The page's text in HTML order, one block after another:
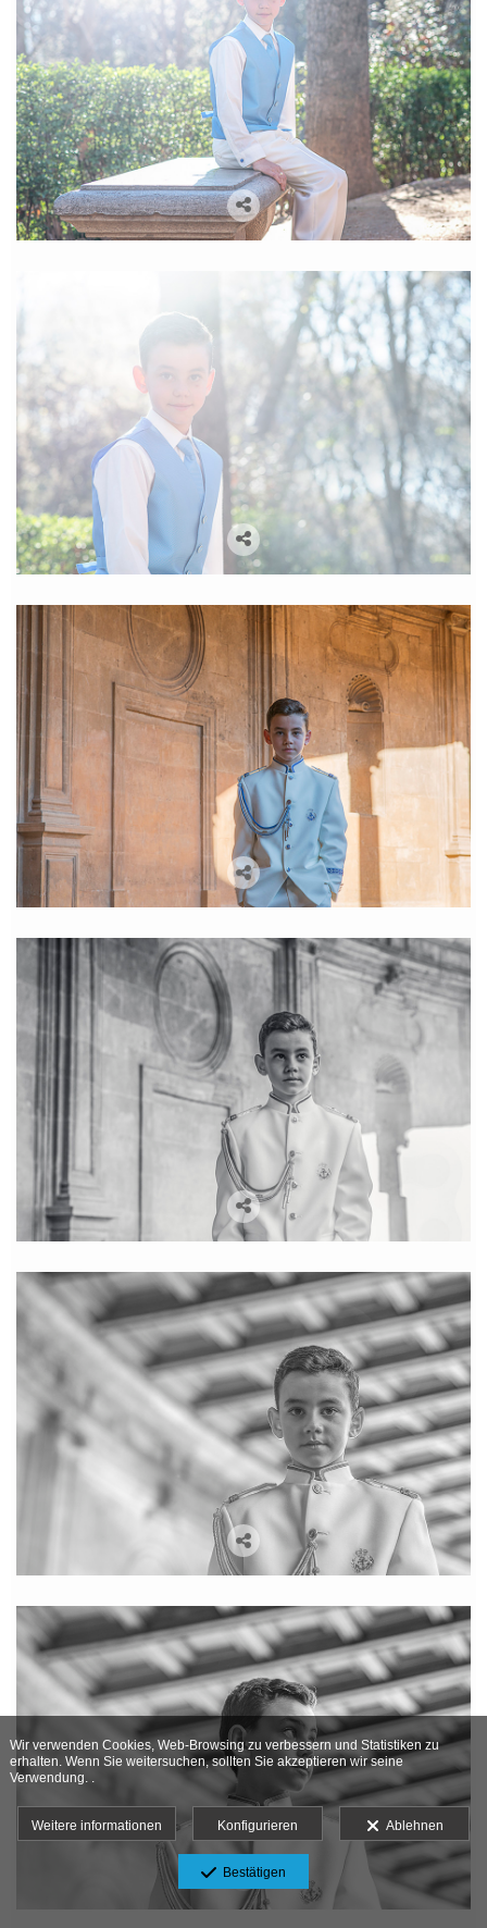
Wir verwenden Cookies, Web-Browsing zu verbessern und Statistiken zu
erhalten. Wenn Sie weitersuchen, sollten Sie akzeptieren wir seine
Verwendung. .
Weitere informationen Konfigurieren Ablehnen
Bestätigen